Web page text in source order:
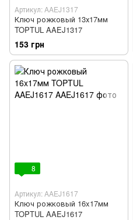
Артикул: AAEJ1317
Ключ рожковый 13х17мм
TOPTUL AAEJ1317
153 грн
8
Артикул: AAEJ1617
Ключ рожковый 16x17мм
TOPTUL AAEJ1617